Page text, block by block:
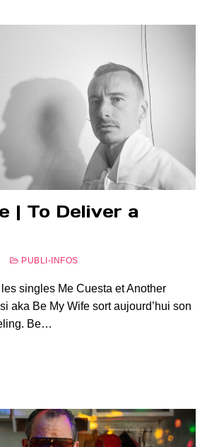
| To Deliver a
PUBLI-INFOS
singles Me Cuesta et Another
aka Be My Wife sort aujourd’hui son
Be…